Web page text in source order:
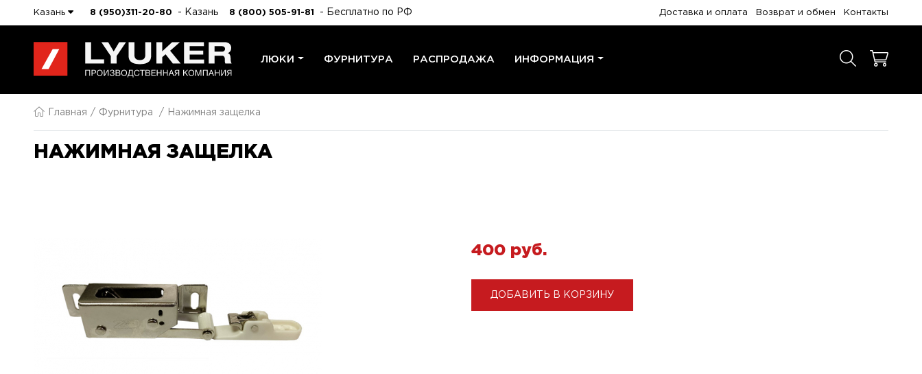
Казань 8 (950)311-20-80 - Казань 8 (800) 505-91-81 - Бесплатно по РФ Доставка и оплата Возврат и обмен Контакты
ЛЮКИ ФУРНИТУРА РАСПРОДАЖА ИНФОРМАЦИЯ
Главная Фурнитура Нажимная защелка
НАЖИМНАЯ ЗАЩЕЛКА
400 pуб.
ДОБАВИТЬ В КОРЗИНУ